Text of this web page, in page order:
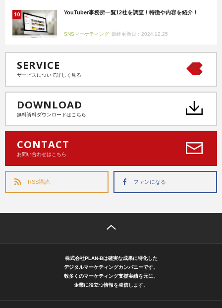
YouTuber事務所一覧12社を調査！特徴や内容を紹介！
SNSマーケティング 最終更新日：2024.12.25
SERVICE
サービスについて詳しく見る
DOWNLOAD
無料資料ダウンロードはこちら
CONTACT
お問い合わせはこちら
RSS購読 ファンになる
株式会社PLAN-Bは確実な成果に特化した
デジタルマーケティングカンパニーです。
数多くのマーケティング支援実績を元に、
企業に役立つ情報を発信します。